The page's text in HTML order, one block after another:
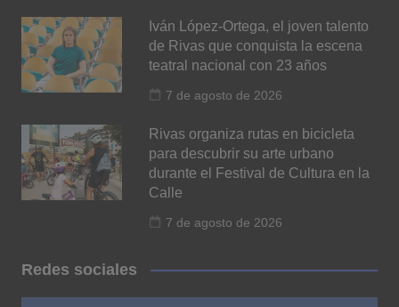
Iván López-Ortega, el joven talento
de Rivas que conquista la escena
teatral nacional con 23 años
7 de agosto de 2026
Rivas organiza rutas en bicicleta
para descubrir su arte urbano
durante el Festival de Cultura en la
Calle
7 de agosto de 2026
Redes sociales